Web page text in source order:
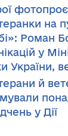
на
Роман
у
України,
й
у Дії